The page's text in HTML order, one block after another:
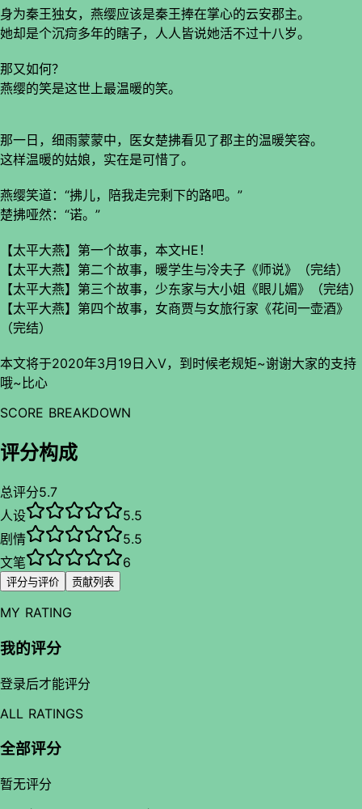
身为秦王独女，燕缨应该是秦王捧在掌心的云安郡主。
她却是个沉疴多年的瞎子，人人皆说她活不过十八岁。
那又如何？
燕缨的笑是这世上最温暖的笑。
那一日，细雨蒙蒙中，医女楚拂看见了郡主的温暖笑容。
这样温暖的姑娘，实在是可惜了。
燕缨笑道：“拂儿，陪我走完剩下的路吧。”
楚拂哑然：“诺。”
【太平大燕】第一个故事，本文HE！
【太平大燕】第二个故事，暖学生与冷夫子《师说》（完结）
【太平大燕】第三个故事，少东家与大小姐《眼儿媚》（完结）
【太平大燕】第四个故事，女商贾与女旅行家《花间一壶酒》
（完结）
本文将于2020年3月19日入V，到时候老规矩~谢谢大家的支持
哦~比心
SCORE BREAKDOWN
评分构成
总评分5.7
人设
5.5
剧情
5.5
文笔
6
评分与评价 贡献列表
MY RATING
我的评分
登录后才能评分
ALL RATINGS
全部评分
暂无评分